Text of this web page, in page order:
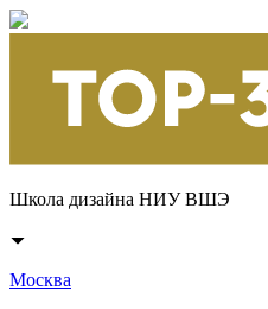
Школа дизайна НИУ ВШЭ
Москва